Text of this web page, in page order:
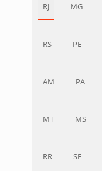
RJ MG
RS PE
AM PA
MT MS
RR SE